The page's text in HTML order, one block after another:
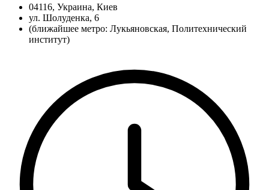
04116, Украина, Киев
ул. Шолуденка, 6
(ближайшее метро: Лукьяновская, Политехнический
институт)